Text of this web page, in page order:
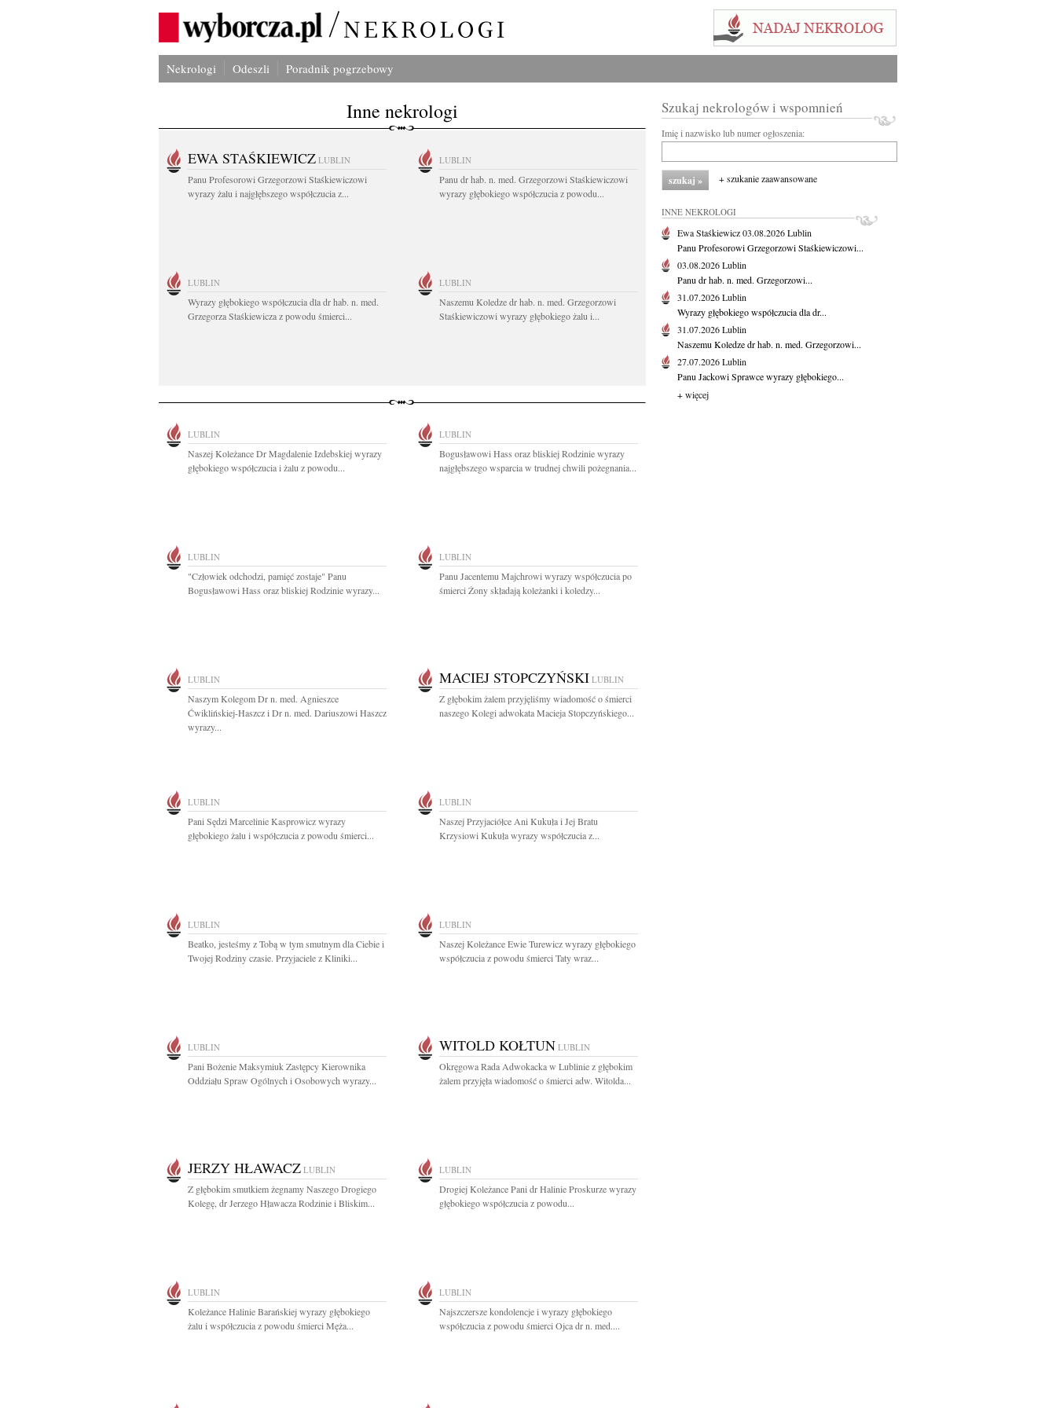
Nekrologi Odeszli Poradnik pogrzebowy
Inne nekrologi
EWA STAŚKIEWICZ LUBLIN
Panu Profesorowi Grzegorzowi Staśkiewiczowi
wyrazy żalu i najgłębszego współczucia z...
LUBLIN
Panu dr hab. n. med. Grzegorzowi Staśkiewiczowi
wyrazy głębokiego współczucia z powodu...
LUBLIN
Wyrazy głębokiego współczucia dla dr hab. n. med.
Grzegorza Staśkiewicza z powodu śmierci...
LUBLIN
Naszemu Koledze dr hab. n. med. Grzegorzowi
Staśkiewiczowi wyrazy głębokiego żalu i...
LUBLIN
Naszej Koleżance Dr Magdalenie Izdebskiej wyrazy
głębokiego współczucia i żalu z powodu...
LUBLIN
Bogusławowi Hass oraz bliskiej Rodzinie wyrazy
najgłębszego wsparcia w trudnej chwili pożegnania...
LUBLIN
"Człowiek odchodzi, pamięć zostaje" Panu
Bogusławowi Hass oraz bliskiej Rodzinie wyrazy...
LUBLIN
Panu Jacentemu Majchrowi wyrazy współczucia po
śmierci Żony składają koleżanki i koledzy...
LUBLIN
Naszym Kolegom Dr n. med. Agnieszce
Ćwiklińskiej-Haszcz i Dr n. med. Dariuszowi Haszcz
wyrazy...
MACIEJ STOPCZYŃSKI LUBLIN
Z głębokim żalem przyjęliśmy wiadomość o śmierci
naszego Kolegi adwokata Macieja Stopczyńskiego...
LUBLIN
Pani Sędzi Marcelinie Kasprowicz wyrazy
głębokiego żalu i współczucia z powodu śmierci...
LUBLIN
Naszej Przyjaciółce Ani Kukuła i Jej Bratu
Krzysiowi Kukuła wyrazy współczucia z...
LUBLIN
Beatko, jesteśmy z Tobą w tym smutnym dla Ciebie i
Twojej Rodziny czasie. Przyjaciele z Kliniki...
LUBLIN
Naszej Koleżance Ewie Turewicz wyrazy głębokiego
współczucia z powodu śmierci Taty wraz...
LUBLIN
Pani Bożenie Maksymiuk Zastępcy Kierownika
Oddziału Spraw Ogólnych i Osobowych wyrazy...
WITOLD KOŁTUN LUBLIN
Okręgowa Rada Adwokacka w Lublinie z głębokim
żalem przyjęła wiadomość o śmierci adw. Witolda...
JERZY HŁAWACZ LUBLIN
Z głębokim smutkiem żegnamy Naszego Drogiego
Kolegę, dr Jerzego Hławacza Rodzinie i Bliskim...
LUBLIN
Drogiej Koleżance Pani dr Halinie Proskurze wyrazy
głębokiego współczucia z powodu...
LUBLIN
Koleżance Halinie Barańskiej wyrazy głębokiego
żalu i współczucia z powodu śmierci Męża...
LUBLIN
Najszczersze kondolencje i wyrazy głębokiego
współczucia z powodu śmierci Ojca dr n. med....
Szukaj nekrologów i wspomnień
Imię i nazwisko lub numer ogłoszenia:
+ szukanie zaawansowane
INNE NEKROLOGI
Ewa Staśkiewicz03.08.2026Lublin
Panu Profesorowi Grzegorzowi Staśkiewiczowi...
03.08.2026Lublin
Panu dr hab. n. med. Grzegorzowi...
31.07.2026Lublin
Wyrazy głębokiego współczucia dla dr...
31.07.2026Lublin
Naszemu Koledze dr hab. n. med. Grzegorzowi...
27.07.2026Lublin
Panu Jackowi Sprawce wyrazy głębokiego...
+ więcej